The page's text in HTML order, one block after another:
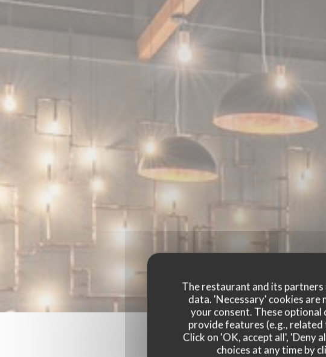
The restaurant and its partners
data. 'Necessary' cookies
your consent. These optional
provide features (e.g.,
Click on 'OK, accept all', 'Deny
choices at any time by